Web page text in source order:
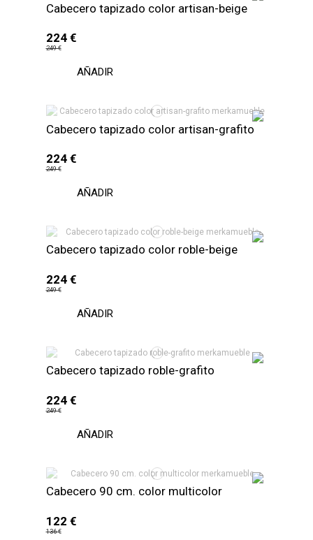
Cabecero tapizado color artisan-beige
224 €
249 €
AÑADIR
Cabecero tapizado color artisan-grafito
224 €
249 €
AÑADIR
Cabecero tapizado color roble-beige
224 €
249 €
AÑADIR
Cabecero tapizado roble-grafito
224 €
249 €
AÑADIR
Cabecero 90 cm. color multicolor
122 €
136 €